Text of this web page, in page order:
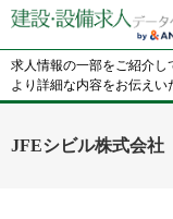
求人情報の一部をご紹介
より詳細な内容をお伝えい
JFEシビル株式会社